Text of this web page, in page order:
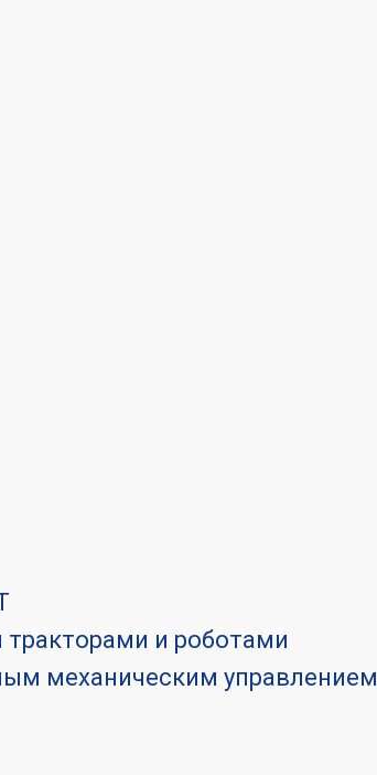
и роботами
механическим управлением